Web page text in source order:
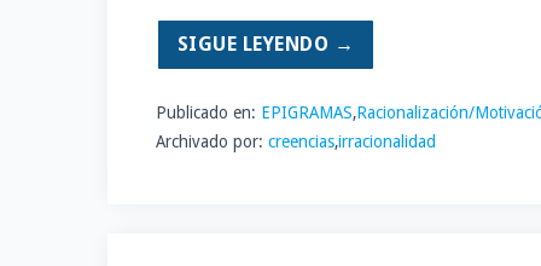
SIGUE LEYENDO →
Publicado en: EPIGRAMAS,Racionalización/
Archivado por: creencias,irracionalidad